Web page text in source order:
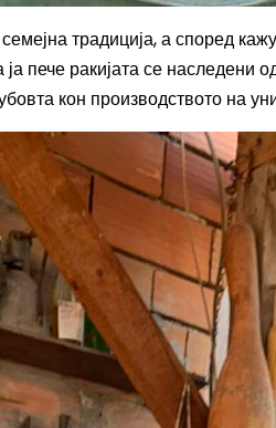
традиција, а според
ја пече ракијата се
кон производството на